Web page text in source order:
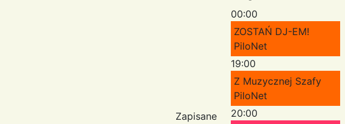
Zapisane
00:00
ZOSTAŃ DJ-EM!
PiloNet
19:00
Z Muzycznej Szafy
PiloNet
20:00